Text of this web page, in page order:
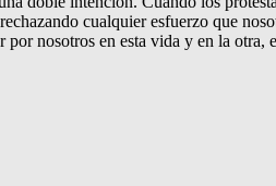
cualquier esfuerzo que
por nosotros en esta vida y en la otra,